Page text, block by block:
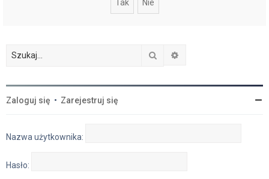
Szukaj
Zaloguj się • Zarejestruj się
Nazwa użytkownika:
Hasło: